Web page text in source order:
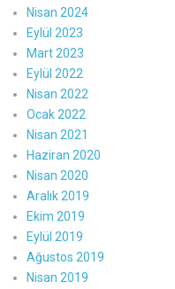
Nisan 2024
Eylül 2023
Mart 2023
Eylül 2022
Nisan 2022
Ocak 2022
Nisan 2021
Haziran 2020
Nisan 2020
Aralık 2019
Ekim 2019
Eylül 2019
Ağustos 2019
Nisan 2019